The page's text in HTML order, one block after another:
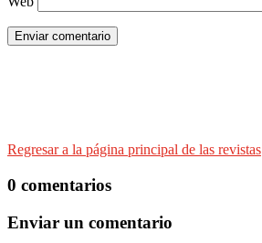
Enviar comentario
Regresar a la página principal de las revistas
0 comentarios
Enviar un comentario